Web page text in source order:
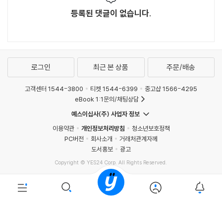
등록된 댓글이 없습니다.
로그인 최근 본 상품 주문/배송
고객센터 1544-3800 티켓 1544-6399
중고샵 1566-4295
eBook 1:1문의/채팅상담
예스이십사(주) 사업자 정보
이용약관
개인정보처리방침
청소년보호정책
PC버전
회사소개
거래처관계자께
도서홍보
광고
Copyright © YES24 Corp. All Rights Reserved.